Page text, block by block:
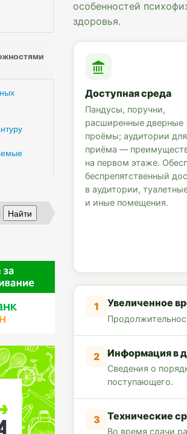
особенностей
здоровья.
Доступная среда
Пандусы, поручни,
расширенные дверные
проёмы; аудитории для
приёма —
на первом этаже.
беспрепятственный
в аудитории,
и иные помещения.
1 Увеличенное
2 Информация в
Сведения о
поступающего.
3 Технические
Во время сдачи